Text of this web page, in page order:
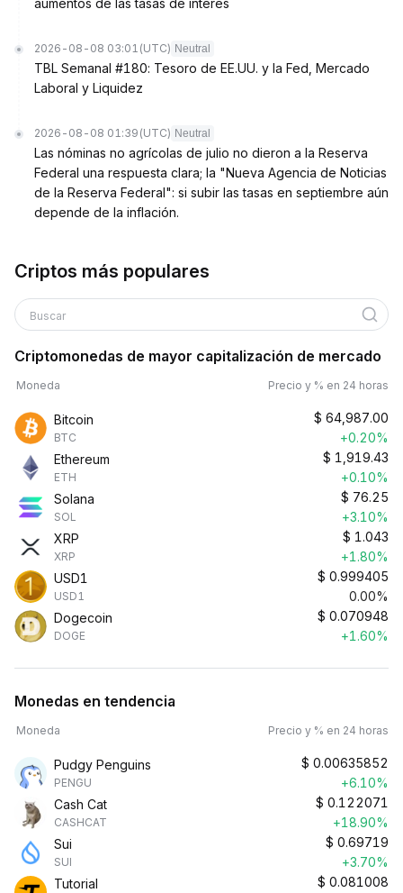
aumentos de las tasas de interés
2026-08-08 03:01 (UTC) Neutral
TBL Semanal #180: Tesoro de EE.UU. y la Fed, Mercado
Laboral y Liquidez
2026-08-08 01:39 (UTC) Neutral
Las nóminas no agrícolas de julio no dieron a la Reserva
Federal una respuesta clara; la "Nueva Agencia de Noticias
de la Reserva Federal": si subir las tasas en septiembre aún
depende de la inflación.
Criptos más populares
Buscar
Criptomonedas de mayor capitalización de mercado
Moneda Precio y % en 24 horas
Bitcoin
BTC
$ 64,987.00
+0.20%
Ethereum
ETH
$ 1,919.43
+0.10%
Solana
SOL
$ 76.25
+3.10%
XRP
XRP
$ 1.043
+1.80%
USD1
USD1
$ 0.999405
0.00%
Dogecoin
DOGE
$ 0.070948
+1.60%
Monedas en tendencia
Moneda Precio y % en 24 horas
Pudgy Penguins
PENGU
$ 0.00635852
+6.10%
Cash Cat
CASHCAT
$ 0.122071
+18.90%
Sui
SUI
$ 0.69719
+3.70%
Tutorial
$ 0.081008